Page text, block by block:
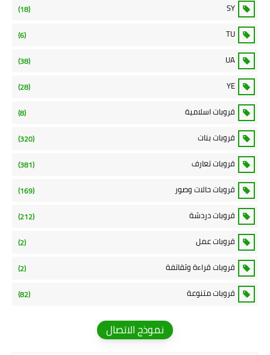
SY
(18)
TU
(6)
UA
(38)
YE
(28)
قروبات اسلامية (8)
قروبات بنات (320)
قروبات تعارف (381)
قروبات حالات وصور (169)
قروبات دردشة (212)
قروبات عمل (2)
قروبات قراءة وثقاتفة (2)
قروبات متنوعة (82)
نموذج الاتصال